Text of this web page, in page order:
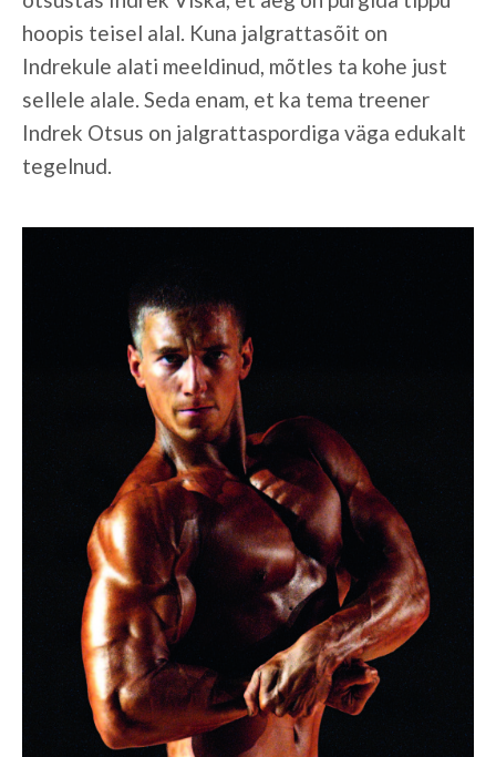
hoopis teisel alal. Kuna jalgrattasõit on
Indrekule alati meeldinud, mõtles ta kohe just
sellele alale. Seda enam, et ka tema treener
Indrek Otsus on jalgrattaspordiga väga edukalt
tegelnud.